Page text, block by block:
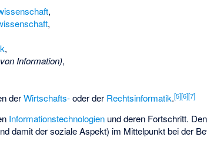
,
,
,
Information),
derWirtschafts-oder der Rechtsinformatik.[5][6][7]
Informationstechnologien und deren Fortschritt.
damit der soziale Aspekt) im Mittelpunkt bei der